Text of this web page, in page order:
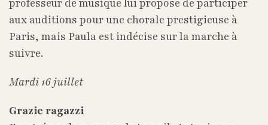
professeur de musique lui propose de participer
aux auditions pour une chorale prestigieuse à
Paris, mais Paula est indécise sur la marche à
suivre.
Mardi 16 juillet
Grazie ragazzi